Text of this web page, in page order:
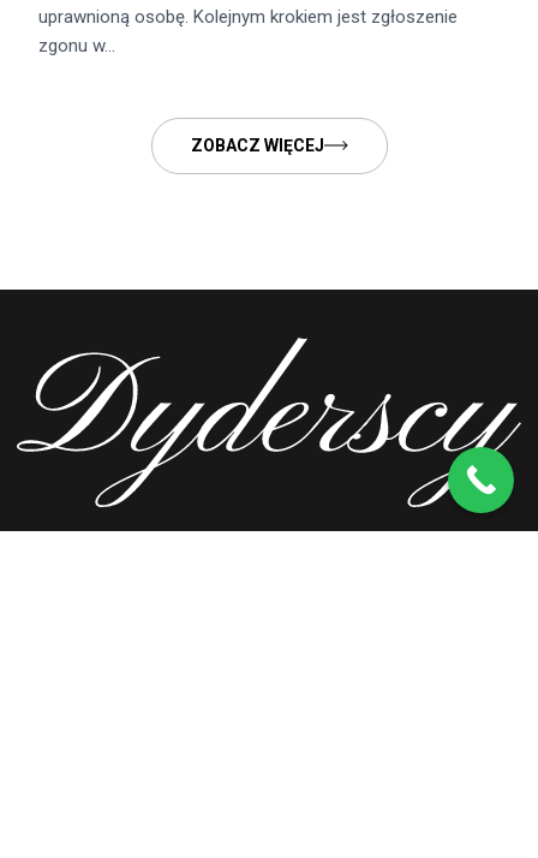
uprawnioną osobę. Kolejnym krokiem jest zgłoszenie
zgonu w…
ZOBACZ WIĘCEJ